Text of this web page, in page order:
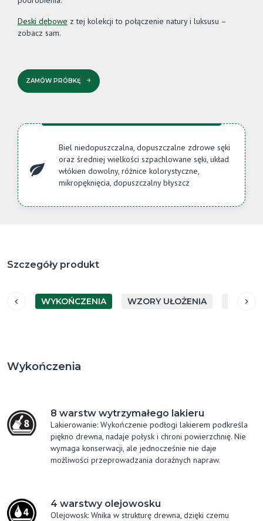
Deski dębowe z tej kolekcji to połączenie natury i luksusu –
zobacz sam.
ZAMÓW PRÓBKĘ
Biel niedopuszczalna, dopuszczalne zdrowe sęki
oraz średniej wielkości szpachlowane sęki, układ
włókien dowolny, różnice kolorystyczne,
mikropęknięcia, dopuszczalny błyszcz
Szczegóły produkt
WYKOŃCZENIA WZORY UŁOŻENIA
Wykończenia
8 warstw wytrzymałego lakieru
Lakierowanie: Wykończenie podłogi lakierem podkreśla
piękno drewna, nadaje połysk i chroni powierzchnię. Nie
wymaga konserwacji, ale jednocześnie nie daje
możliwości przeprowadzania doraźnych napraw.
4 warstwy olejowosku
Olejowosk: Wnika w strukturę drewna, dzięki czemu